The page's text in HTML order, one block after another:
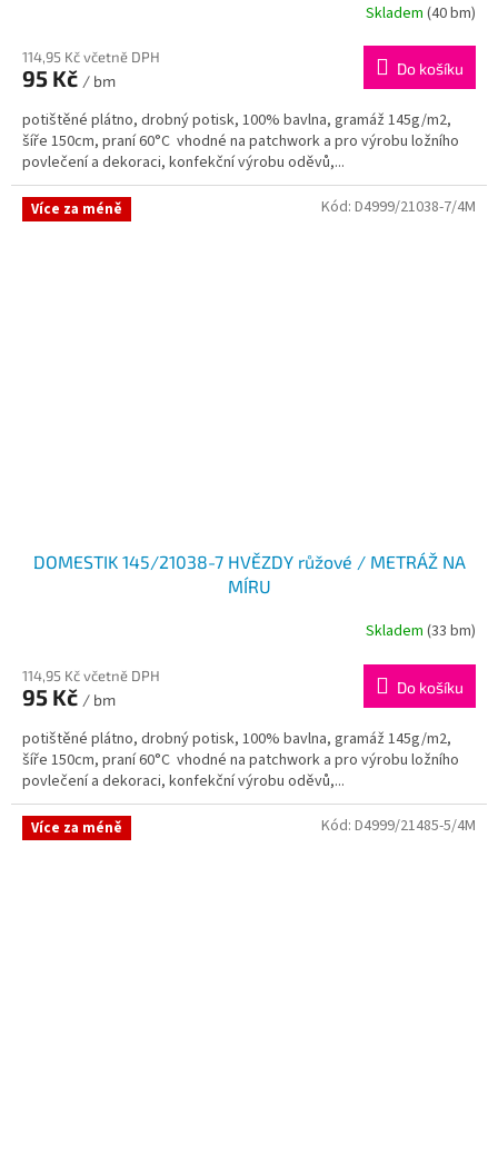
Skladem (40 bm)
114,95 Kč včetně DPH
95 Kč / bm
Do košíku
potištěné plátno, drobný potisk, 100% bavlna, gramáž 145g/m2,
šíře 150cm, praní 60°C vhodné na patchwork a pro výrobu ložního
povlečení a dekoraci, konfekční výrobu oděvů,...
Více za méně
DOMESTIK 145/21038-7 HVĚZDY růžové / METRÁŽ NA
MÍRU
Skladem (33 bm)
114,95 Kč včetně DPH
95 Kč / bm
Do košíku
potištěné plátno, drobný potisk, 100% bavlna, gramáž 145g/m2,
šíře 150cm, praní 60°C vhodné na patchwork a pro výrobu ložního
povlečení a dekoraci, konfekční výrobu oděvů,...
Kód: D4999/21038-7/4M
Více za méně Kód: D4999/21485-5/4M